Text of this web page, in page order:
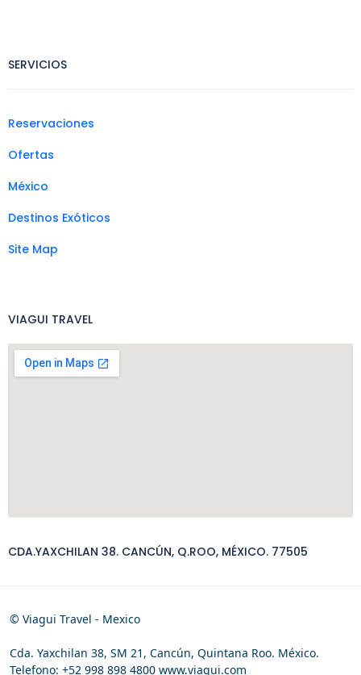
SERVICIOS
Reservaciones
Ofertas
México
Destinos Exóticos
Site Map
VIAGUI TRAVEL
CDA.YAXCHILAN 38. CANCÚN, Q.ROO, MÉXICO. 77505
© Viagui Travel - Mexico
Cda. Yaxchilan 38, SM 21, Cancún, Quintana Roo. México.
Telefono: +52 998 898 4800 www.viagui.com